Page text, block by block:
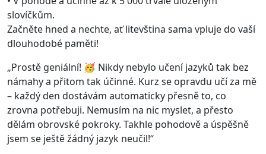
slovíčkům.
Začněte hned a nechte, ať litevština sama vpluje do vaší
dlouhodobé paměti!
„Prostě geniální! 🥳 Nikdy nebylo učení jazyků tak bez
námahy a přitom tak účinné. Kurz se opravdu učí za mě
– každý den dostávám automaticky přesně to, co
zrovna potřebuji. Nemusím na nic myslet, a přesto
dělám obrovské pokroky. Takhle pohodově a úspěšně
jsem se ještě žádný jazyk neučil!“